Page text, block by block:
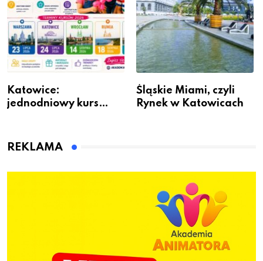
Katowice:
jednodniowy kurs
dzieci
Śląskie Miami, czyli
Rynek w Katowicach
REKLAMA